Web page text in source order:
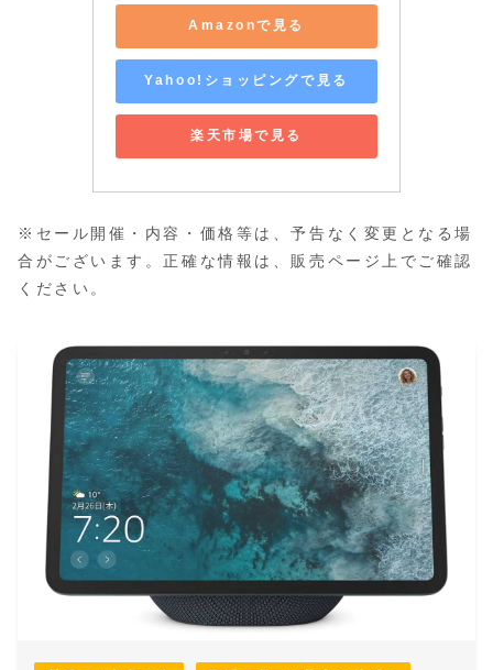
Amazonで見る
Yahoo!ショッピングで見る
楽天市場で見る
※セール開催・内容・価格等は、予告なく変更となる場
合がございます。正確な情報は、販売ページ上でご確認
ください。